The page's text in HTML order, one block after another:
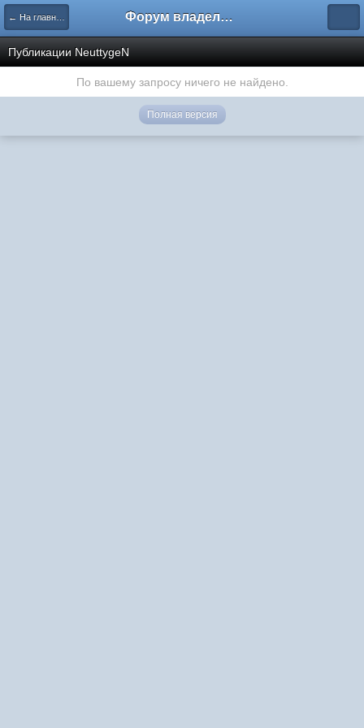
← На главную Форум владельцев интернет-магазинов
Публикации NeuttygeN
По вашему запросу ничего не найдено.
Полная версия